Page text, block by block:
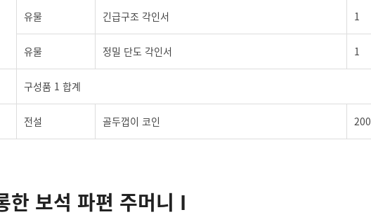
유물 긴급구조 각인서 1
유물 정밀 단도 각인서 1
구성품 1 합계
전설 골두껍이 코인 200
한 보석 파편 주머니 I